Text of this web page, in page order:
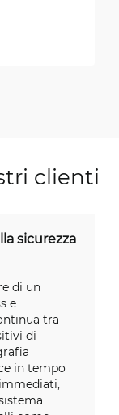
clienti
sicurezza
di un
e
tra
di
in tempo